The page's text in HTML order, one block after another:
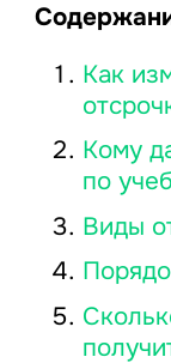
Как
Кому
по
Виды